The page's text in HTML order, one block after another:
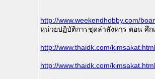
http://www.weekendhobby.com/
หน่วยปฏิบัติการชุดล่าสังหาร ตอน ศึก
http://www.thaidk.com/kimsakat.html
http://www.thaidk.com/kimsakat.html